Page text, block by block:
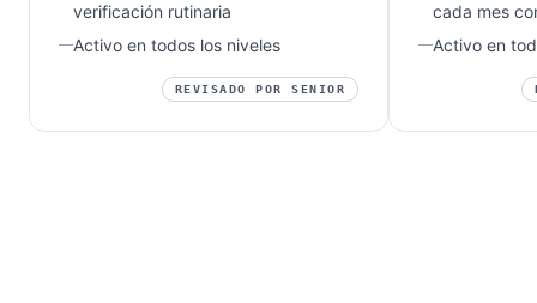
verificación rutinaria
Activo en todos los niveles
REVISADO POR SENIOR
cada mes
Activo en